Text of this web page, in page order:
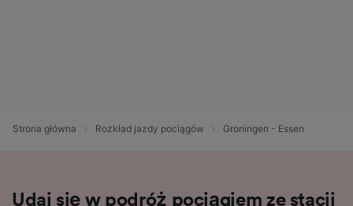
Strona główna Rozkład jazdy pociągów Groningen - Essen
Udaj się w podróż pociągiem ze stacji